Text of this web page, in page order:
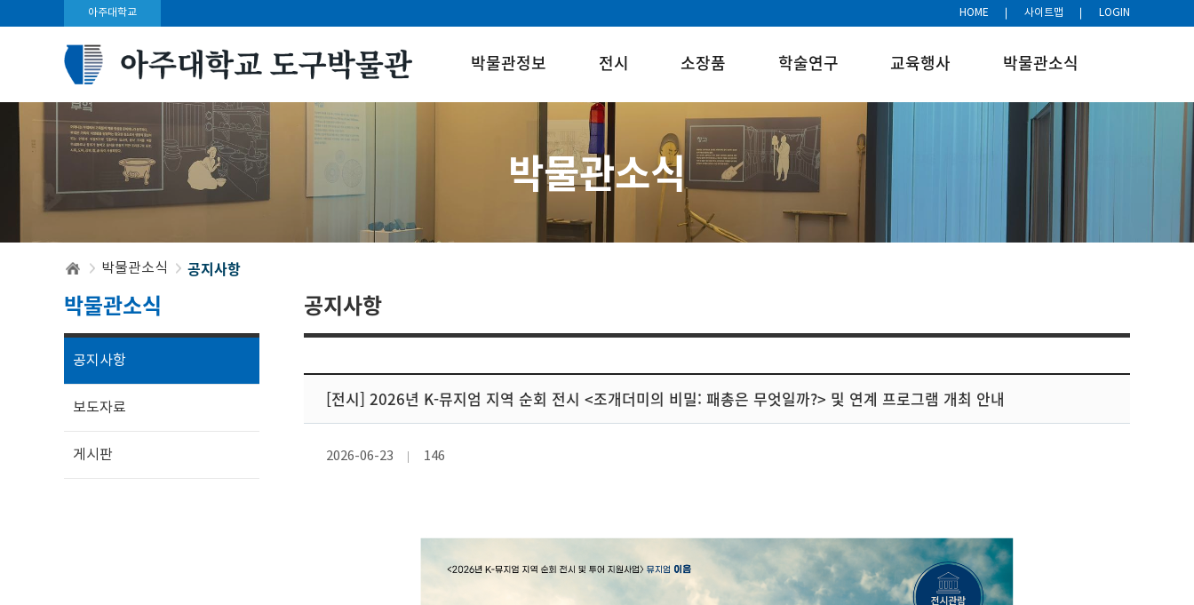
아주대학교 HOME 사이트맵 LOGIN
박물관정보 전시 소장품 학술연구 교육행사 박물관소식
박물관소식
박물관소식 공지사항
박물관소식
공지사항
보도자료
게시판
공지사항
[전시] 2026년 K-뮤지엄 지역 순회 전시 <조개더미의 비밀: 패총은 무엇일까?> 및 연계 프로그램 개최 안내
2026-06-23 146